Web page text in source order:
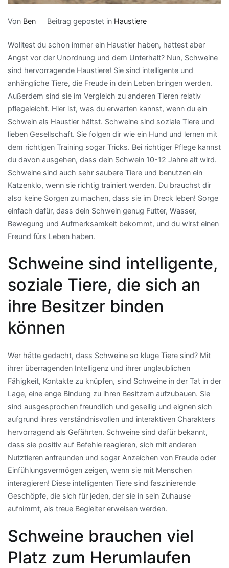
Von Ben Beitrag gepostet in Haustiere
Wolltest du schon immer ein Haustier haben, hattest aber
Angst vor der Unordnung und dem Unterhalt? Nun, Schweine
sind hervorragende Haustiere! Sie sind intelligente und
anhängliche Tiere, die Freude in dein Leben bringen werden.
Außerdem sind sie im Vergleich zu anderen Tieren relativ
pflegeleicht. Hier ist, was du erwarten kannst, wenn du ein
Schwein als Haustier hältst. Schweine sind soziale Tiere und
lieben Gesellschaft. Sie folgen dir wie ein Hund und lernen mit
dem richtigen Training sogar Tricks. Bei richtiger Pflege kannst
du davon ausgehen, dass dein Schwein 10-12 Jahre alt wird.
Schweine sind auch sehr saubere Tiere und benutzen ein
Katzenklo, wenn sie richtig trainiert werden. Du brauchst dir
also keine Sorgen zu machen, dass sie im Dreck leben! Sorge
einfach dafür, dass dein Schwein genug Futter, Wasser,
Bewegung und Aufmerksamkeit bekommt, und du wirst einen
Freund fürs Leben haben.
Schweine sind intelligente,
soziale Tiere, die sich an
ihre Besitzer binden
können
Wer hätte gedacht, dass Schweine so kluge Tiere sind? Mit
ihrer überragenden Intelligenz und ihrer unglaublichen
Fähigkeit, Kontakte zu knüpfen, sind Schweine in der Tat in der
Lage, eine enge Bindung zu ihren Besitzern aufzubauen. Sie
sind ausgesprochen freundlich und gesellig und eignen sich
aufgrund ihres verständnisvollen und interaktiven Charakters
hervorragend als Gefährten. Schweine sind dafür bekannt,
dass sie positiv auf Befehle reagieren, sich mit anderen
Nutztieren anfreunden und sogar Anzeichen von Freude oder
Einfühlungsvermögen zeigen, wenn sie mit Menschen
interagieren! Diese intelligenten Tiere sind faszinierende
Geschöpfe, die sich für jeden, der sie in sein Zuhause
aufnimmt, als treue Begleiter erweisen werden.
Schweine brauchen viel
Platz zum Herumlaufen